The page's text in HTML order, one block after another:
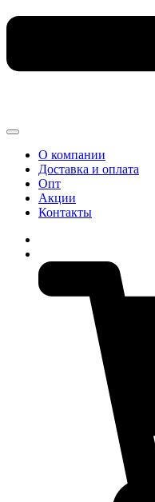
О компании
Доставка и оплата
Опт
Акции
Контакты